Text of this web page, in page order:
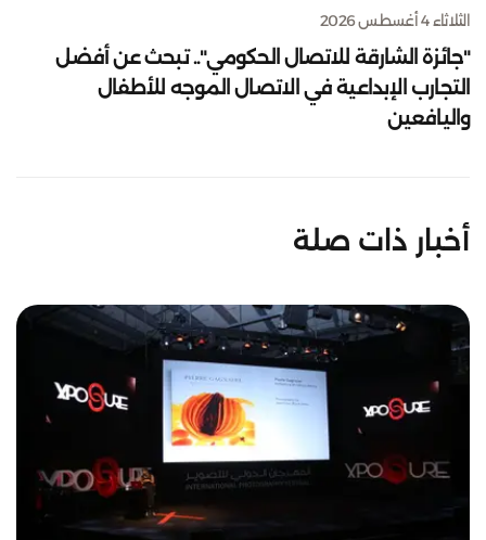
الثلاثاء 4 أغسطس 2026
"جائزة الشارقة للاتصال الحكومي".. تبحث عن أفضل
التجارب الإبداعية في الاتصال الموجه للأطفال
واليافعين
أخبار ذات صلة